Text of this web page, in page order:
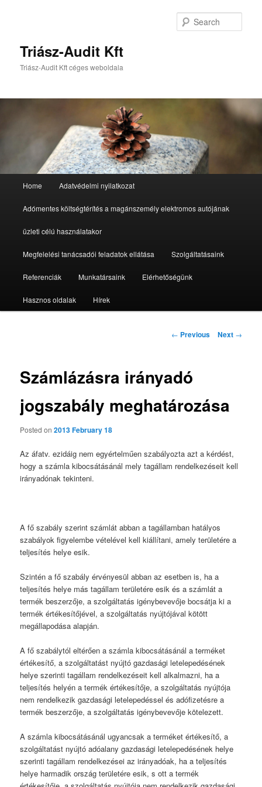
Triász-Audit Kft
Triász-Audit Kft céges weboldala
Skip
to
primary
content
Skip
to
secondary
content
Home Adatvédelmi nyilatkozat
Adómentes költségtérítés a magánszemély elektromos autójának
üzleti célú használatakor
Megfelelési tanácsadói feladatok ellátása Szolgáltatásaink
Referenciák Munkatársaink Elérhetőségünk
Hasznos oldalak Hírek
Post
← Previous Next →
Számlázásra irányadó
jogszabály meghatározása
Posted on2013 February 18
Az áfatv. ezidáig nem egyértelműen szabályozta azt a kérdést,
hogy a számla kibocsátásánál mely tagállam rendelkezéseit kell
irányadónak tekinteni.
A fő szabály szerint számlát abban a tagállamban hatályos
szabályok figyelembe vételével kell kiállítani, amely területére a
teljesítés helye esik.
Szintén a fő szabály érvényesül abban az esetben is, ha a
teljesítés helye más tagállam területére esik és a számlát a
termék beszerzője, a szolgáltatás igénybevevője bocsátja ki a
termék értékesítőjével, a szolgáltatás nyújtójával kötött
megállapodása alapján.
A fő szabálytól eltérően a számla kibocsátásánál a terméket
értékesítő, a szolgáltatást nyújtó gazdasági letelepedésének
helye szerinti tagállam rendelkezéseit kell alkalmazni, ha a
teljesítés helyén a termék értékesítője, a szolgáltatás nyújtója
nem rendelkezik gazdasági letelepedéssel és adófizetésre a
termék beszerzője, a szolgáltatás igénybevevője kötelezett.
A számla kibocsátásánál ugyancsak a terméket értékesítő, a
szolgáltatást nyújtó adóalany gazdasági letelepedésének helye
szerinti tagállam rendelkezései az irányadóak, ha a teljesítés
helye harmadik ország területére esik, s ott a termék